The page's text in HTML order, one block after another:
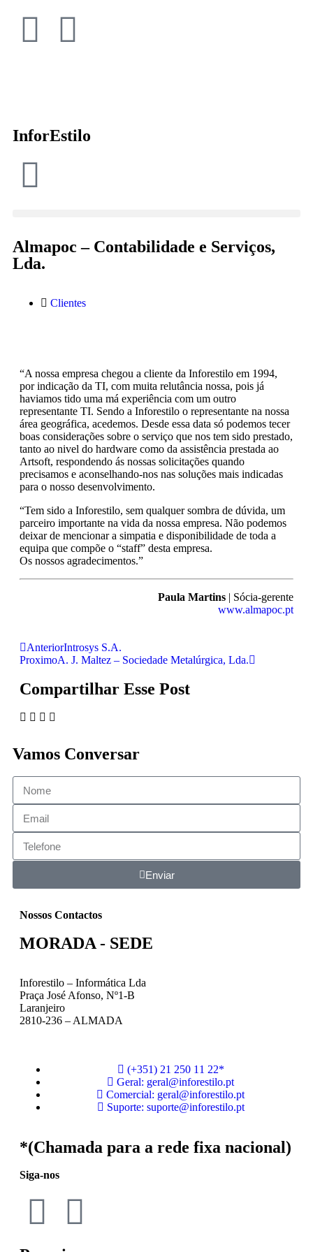
InforEstilo
Almapoc – Contabilidade e Serviços,
Lda.
Clientes
“A nossa empresa chegou a cliente da Inforestilo em 1994,
por indicação da TI, com muita relutância nossa, pois já
haviamos tido uma má experiência com um outro
representante TI. Sendo a Inforestilo o representante na nossa
área geográfica, acedemos. Desde essa data só podemos tecer
boas considerações sobre o serviço que nos tem sido prestado,
tanto ao nivel do hardware como da assistência prestada ao
Artsoft, respondendo ás nossas solicitações quando
precisamos e aconselhando-nos nas soluções mais indicadas
para o nosso desenvolvimento.
“Tem sido a Inforestilo, sem qualquer sombra de dúvida, um
parceiro importante na vida da nossa empresa. Não podemos
deixar de mencionar a simpatia e disponibilidade de toda a
equipa que compõe o “staff” desta empresa.
Os nossos agradecimentos.”
Paula Martins | Sócia-gerente
www.almapoc.pt
AnteriorIntrosys S.A.
ProximoA. J. Maltez – Sociedade Metalúrgica, Lda.
Compartilhar Esse Post
Vamos Conversar
Enviar
Nossos Contactos
MORADA - SEDE
Inforestilo – Informática Lda
Praça José Afonso, Nº1-B
Laranjeiro
2810-236 – ALMADA
(+351) 21 250 11 22*
Geral: geral@inforestilo.pt
Comercial: geral@inforestilo.pt
Suporte: suporte@inforestilo.pt
*(Chamada para a rede fixa nacional)
Siga-nos